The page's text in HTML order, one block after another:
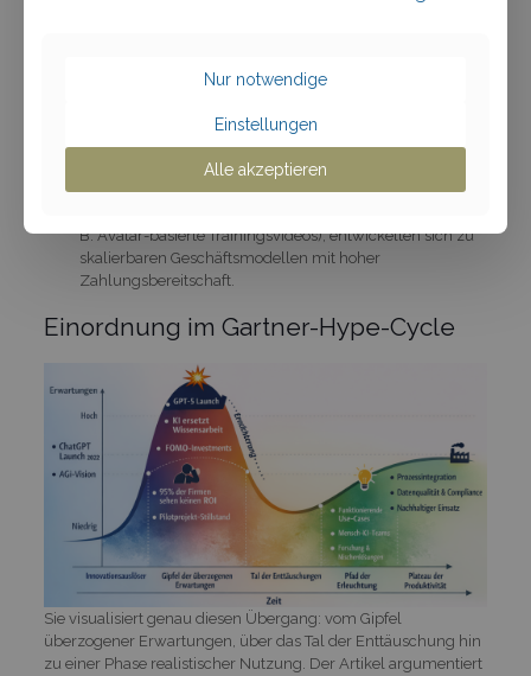
Organisationsebene, sondern auf individueller Ebene –
Nischenanwendungen mit klarem
Nutzenversprechen
B. Avatar-basierte Trainingsvideos), entwickelten sich zu
skalierbaren Geschäftsmodellen mit hoher
Zahlungsbereitschaft.
Einordnung im Gartner-Hype-Cycle
Sie visualisiert genau diesen Übergang: vom Gipfel
überzogener Erwartungen, über das Tal der Enttäuschung hin
zu einer Phase realistischer Nutzung. Der Artikel argumentiert
Nur notwendige
Einstellungen
Alle akzeptieren